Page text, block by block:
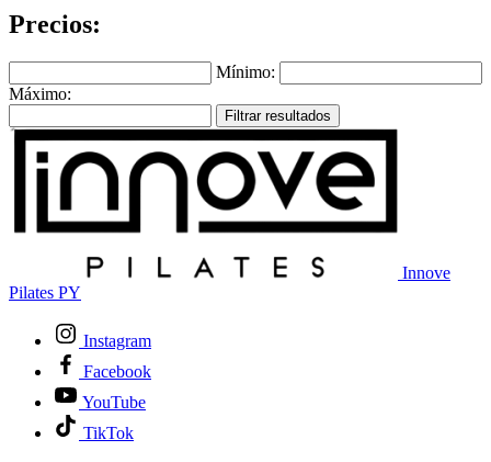
Precios:
Mínimo:
Máximo:
Filtrar resultados
Innove
Pilates PY
Instagram
Facebook
YouTube
TikTok